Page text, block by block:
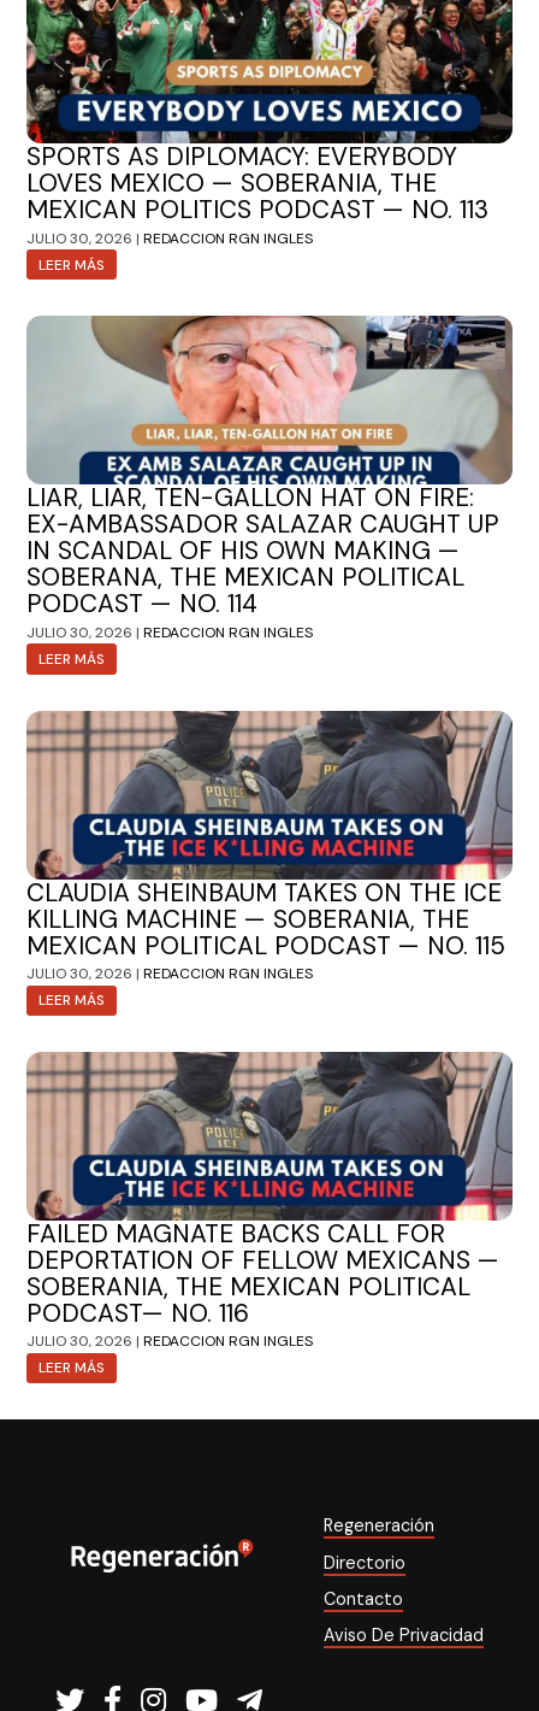
SPORTS AS DIPLOMACY: EVERYBODY
LOVES MEXICO — SOBERANIA, THE
MEXICAN POLITICS PODCAST — NO. 113
JULIO 30, 2026 |REDACCION RGN INGLES
LEER MÁS
LIAR, LIAR, TEN-GALLON HAT ON FIRE:
EX-AMBASSADOR SALAZAR CAUGHT UP
IN SCANDAL OF HIS OWN MAKING —
SOBERANA, THE MEXICAN POLITICAL
PODCAST — NO. 114
JULIO 30, 2026 |REDACCION RGN INGLES
LEER MÁS
CLAUDIA SHEINBAUM TAKES ON THE ICE
KILLING MACHINE — SOBERANIA, THE
MEXICAN POLITICAL PODCAST — NO. 115
JULIO 30, 2026 |REDACCION RGN INGLES
LEER MÁS
FAILED MAGNATE BACKS CALL FOR
DEPORTATION OF FELLOW MEXICANS —
SOBERANIA, THE MEXICAN POLITICAL
PODCAST— NO. 116
JULIO 30, 2026 |REDACCION RGN INGLES
LEER MÁS
Regeneración
Directorio
Contacto
Aviso De Privacidad